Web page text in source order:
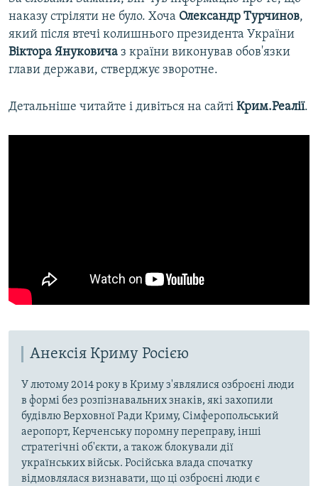
наказу стріляти не було. Хоча Олександр Турчинов,
який після втечі колишнього президента України
Віктора Януковича з країни виконував обов'язки
глави держави, стверджує зворотне.
Детальніше читайте і дивіться на сайті Крим.Реалії.
Анексія Криму Росією
У лютому 2014 року в Криму з'являлися озброєні люди
в формі без розпізнавальних знаків, які захопили
будівлю Верховної Ради Криму, Сімферопольський
аеропорт, Керченську поромну переправу, інші
стратегічні об'єкти, а також блокували дії
українських військ. Російська влада спочатку
відмовлялася визнавати, що ці озброєні люди є